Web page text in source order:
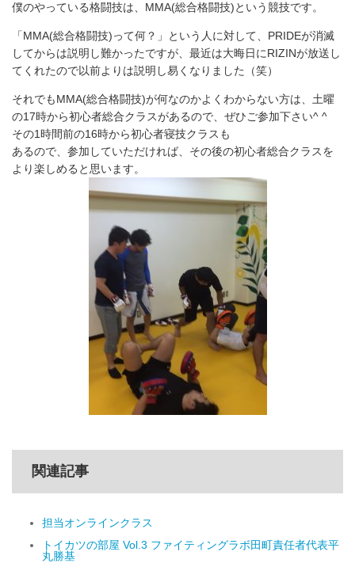
僕のやっている格闘技は、MMA(総合格闘技)という競技です。
「MMA(総合格闘技)って何？」という人に対して、PRIDEが消滅
してからは説明し難かったですが、最近は大晦日にRIZINが放送し
てくれたので以前よりは説明し易くなりました（笑）
それでもMMA(総合格闘技)が何なのかよくわからない方は、土曜
の17時から初心者総合クラスがあるので、ぜひご参加下さい^ ^
その1時間前の16時から初心者寝技クラスも
あるので、参加していただければ、その後の初心者総合クラスを
より楽しめると思います。
関連記事
担当オンラインクラス
トイカツの部屋 Vol.3 ファイティングラボ田町責任者代表平
丸勝基